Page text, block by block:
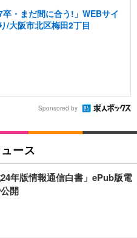
・まだ間に合う!」WEBサイ
/大阪市北区梅田2丁目
Sponsored by
ース
年版情報通信白書」ePub版電
開